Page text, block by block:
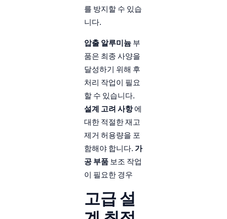
를 방지할 수 있습
니다.
압출 알루미늄 부
품은 최종 사양을
달성하기 위해 후
처리 작업이 필요
할 수 있습니다.
설계 고려 사항에
대한 적절한 재고
제거 허용량을 포
함해야 합니다. 가
공 부품 보조 작업
이 필요한 경우
고급 설